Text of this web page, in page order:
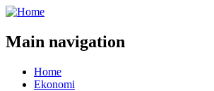
Main navigation
Home
Ekonomi